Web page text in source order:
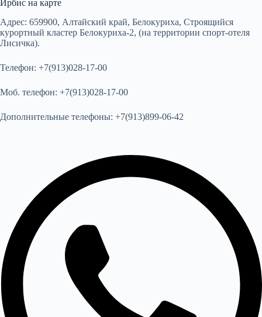
Ирбис на карте
Адрес: 659900, Алтайский край, Белокуриха, Строящийся
курортный кластер Белокуриха-2, (на территории спорт-отеля
Лисичка).
Телефон: +7(913)028-17-00
Моб. телефон: +7(913)028-17-00
Дополнительные телефоны: +7(913)899-06-42